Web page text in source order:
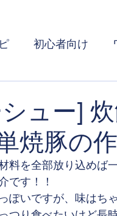
初心者向け
ュー]
焼豚の
料を全部放り込めば
です！！
ぽいですが、味はち